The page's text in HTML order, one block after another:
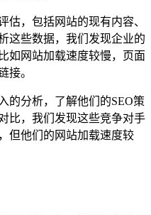
估，包括网站的现有内容、
这些数据，我们发现企业的
如网站加载速度较慢，页面
接。
的分析，了解他们的SEO策
比，我们发现这些竞争对手
但他们的网站加载速度较